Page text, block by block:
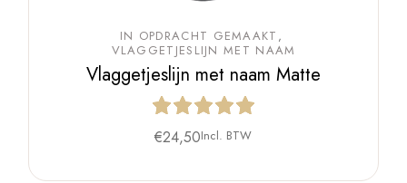
IN OPDRACHT GEMAAKT
VLAGGETJESLIJN MET NAAM
Vlaggetjeslijn met naam Matte
€24,50Incl. BTW